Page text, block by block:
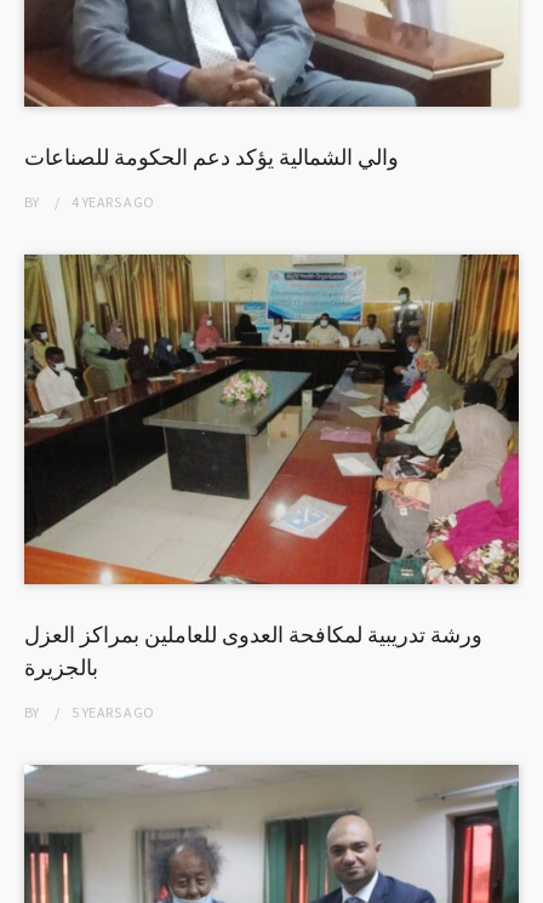
والي الشمالية يؤكد دعم الحكومة للصناعات
BY 4 YEARSAGO
ورشة تدريبية لمكافحة العدوى للعاملين بمراكز العزل
بالجزيرة
BY 5 YEARSAGO